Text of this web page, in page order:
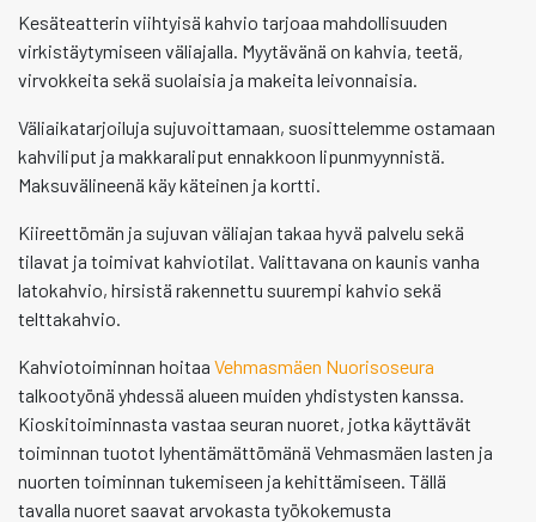
Kesäteatterin viihtyisä kahvio tarjoaa mahdollisuuden
virkistäytymiseen väliajalla. Myytävänä on kahvia, teetä,
virvokkeita sekä suolaisia ja makeita leivonnaisia.
Väliaikatarjoiluja sujuvoittamaan, suosittelemme ostamaan
kahviliput ja makkaraliput ennakkoon lipunmyynnistä.
Maksuvälineenä käy käteinen ja kortti.
Kiireettömän ja sujuvan väliajan takaa hyvä palvelu sekä
tilavat ja toimivat kahviotilat. Valittavana on kaunis vanha
latokahvio, hirsistä rakennettu suurempi kahvio sekä
telttakahvio.
Kahviotoiminnan hoitaa Vehmasmäen Nuorisoseura
talkootyönä yhdessä alueen muiden yhdistysten kanssa.
Kioskitoiminnasta vastaa seuran nuoret, jotka käyttävät
toiminnan tuotot lyhentämättömänä Vehmasmäen lasten ja
nuorten toiminnan tukemiseen ja kehittämiseen. Tällä
tavalla nuoret saavat arvokasta työkokemusta